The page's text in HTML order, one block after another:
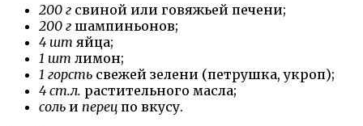
200 г свиной или говяжьей печени;
200 г шампиньонов;
4 шт яйца;
1 шт лимон;
1 горсть свежей зелени (петрушка, укроп);
4 ст.л. растительного масла;
соль и перец по вкусу.